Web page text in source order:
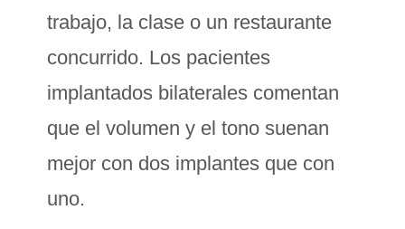
trabajo, la clase o un restaurante
concurrido. Los pacientes
implantados bilaterales comentan
que el volumen y el tono suenan
mejor con dos implantes que con
uno.